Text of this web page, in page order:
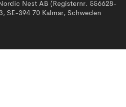
Nest AB (Registernr. 556628-
SE-394 70 Kalmar, Schweden